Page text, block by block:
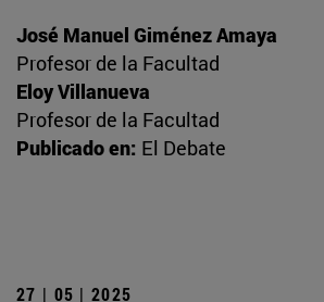
José Manuel Giménez Amaya
Profesor de la Facultad
Eloy Villanueva
Profesor de la Facultad
Publicado en: El Debate
27 | 05 | 2025